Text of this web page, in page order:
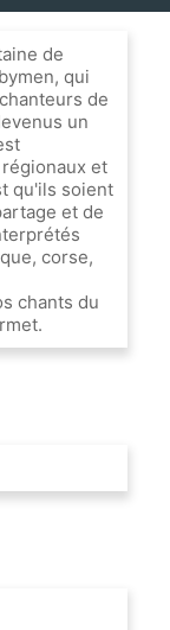
de
qui
de
un
et
qu'ils soient
et de
corse,
chants du